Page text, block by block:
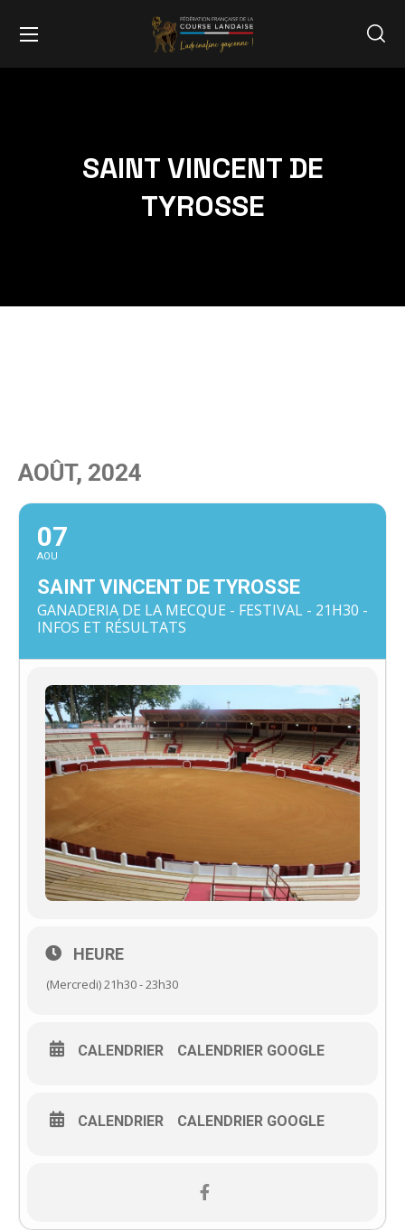
SAINT VINCENT DE
TYROSSE
AOÛT, 2024
07
AOU
SAINT VINCENT DE TYROSSE
GANADERIA DE LA MECQUE - FESTIVAL - 21H30 -
INFOS ET RÉSULTATS
HEURE
(Mercredi) 21h30 - 23h30
CALENDRIER CALENDRIER GOOGLE
CALENDRIER CALENDRIER GOOGLE